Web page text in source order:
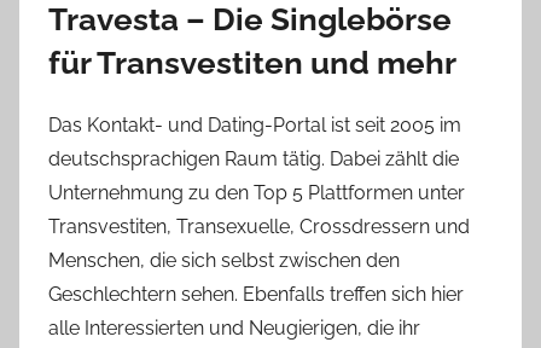
Travesta – Die Singlebörse
für Transvestiten und mehr
Das Kontakt- und Dating-Portal ist seit 2005 im
deutschsprachigen Raum tätig. Dabei zählt die
Unternehmung zu den Top 5 Plattformen unter
Transvestiten, Transexuelle, Crossdressern und
Menschen, die sich selbst zwischen den
Geschlechtern sehen. Ebenfalls treffen sich hier
alle Interessierten und Neugierigen, die ihr